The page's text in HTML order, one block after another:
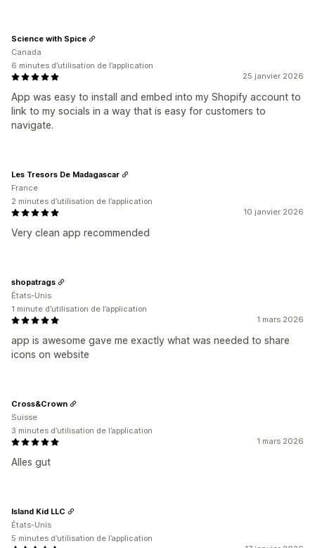
25 janvier 2026
App was easy to install and embed into my Shopify account to
link to my socials in a way that is easy for customers to
navigate.
Science with Spice
Canada
6 minutes d’utilisation de l’application
10 janvier 2026
Very clean app recommended
Les Tresors De Madagascar
France
2 minutes d’utilisation de l’application
1 mars 2026
app is awesome gave me exactly what was needed to share
icons on website
shopatrags
États-Unis
1 minute d’utilisation de l’application
1 mars 2026
Alles gut
Cross&Crown
Suisse
3 minutes d’utilisation de l’application
Island Kid LLC
États-Unis
5 minutes d’utilisation de l’application